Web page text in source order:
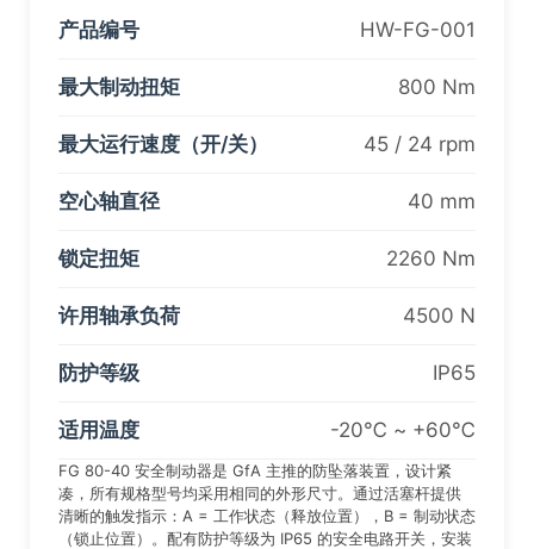
产品编号 HW-FG-001
最大制动扭矩 800 Nm
最大运行速度（开/关） 45 / 24 rpm
空心轴直径 40 mm
锁定扭矩 2260 Nm
许用轴承负荷 4500 N
防护等级 IP65
适用温度 -20℃ ~ +60℃
FG 80-40 安全制动器是 GfA 主推的防坠落装置，设计紧
凑，所有规格型号均采用相同的外形尺寸。通过活塞杆提供
清晰的触发指示：A = 工作状态（释放位置），B = 制动状态
（锁止位置）。配有防护等级为 IP65 的安全电路开关，安装